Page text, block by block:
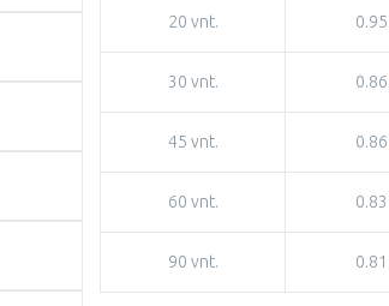
20 vnt.
30 vnt.
45 vnt.
60 vnt.
90 vnt.